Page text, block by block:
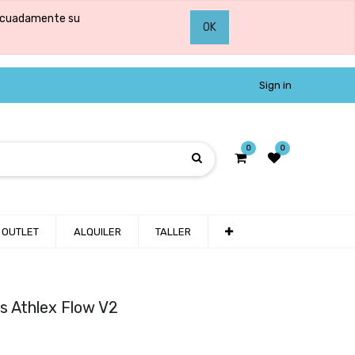
su
OK
Sign in
0 0
OUTLET ALQUILER TALLER
Athlex Flow V2